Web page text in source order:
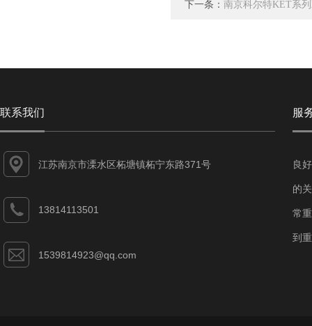
下一条： 南京科尔特KET系
联系我们
江苏南京市溧水区柘塘镇柘宁东路371号
13814113501
1539814923@qq.com
服
良
的
常
到